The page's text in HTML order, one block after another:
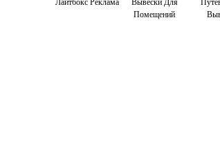
Лайтбокс Реклама
Вывески Для
Помещений